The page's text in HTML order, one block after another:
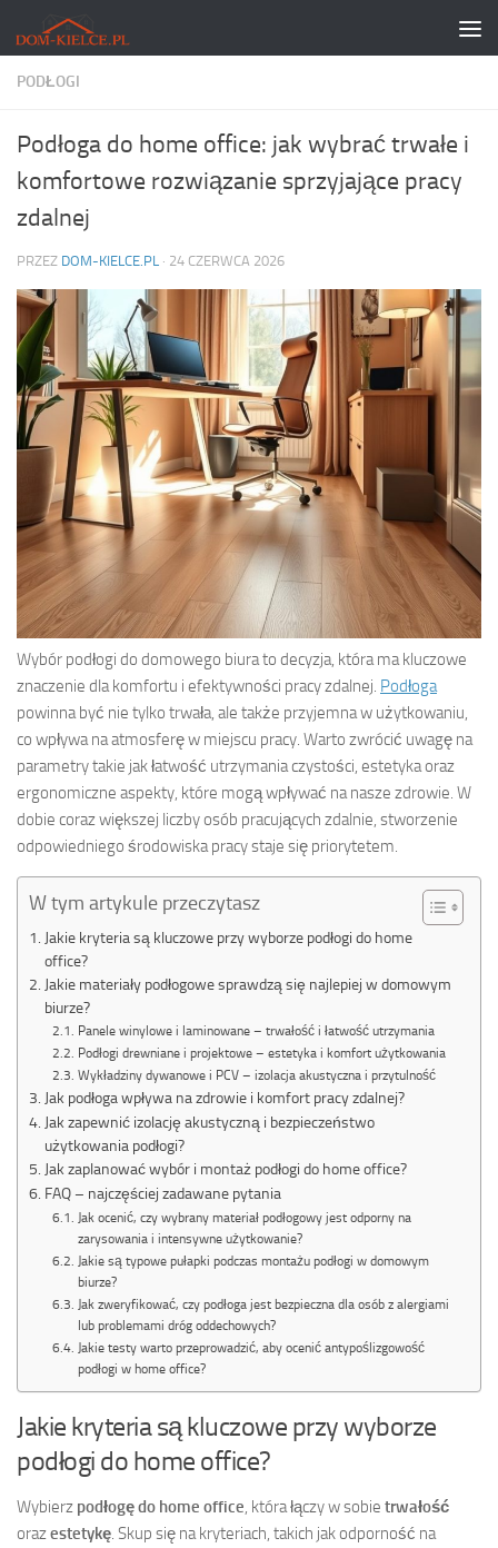
Skip to content
PODŁOGI
Podłoga do home office: jak wybrać trwałe i
komfortowe rozwiązanie sprzyjające pracy
zdalnej
PRZEZ DOM-KIELCE.PL · 24 CZERWCA 2026
Wybór podłogi do domowego biura to decyzja, która ma kluczowe
znaczenie dla komfortu i efektywności pracy zdalnej. Podłoga
powinna być nie tylko trwała, ale także przyjemna w użytkowaniu,
co wpływa na atmosferę w miejscu pracy. Warto zwrócić uwagę na
parametry takie jak łatwość utrzymania czystości, estetyka oraz
ergonomiczne aspekty, które mogą wpływać na nasze zdrowie. W
dobie coraz większej liczby osób pracujących zdalnie, stworzenie
odpowiedniego środowiska pracy staje się priorytetem.
W tym artykule przeczytasz
Jakie kryteria są kluczowe przy wyborze podłogi do home
office?
Jakie materiały podłogowe sprawdzą się najlepiej w domowym
biurze?
Panele winylowe i laminowane – trwałość i łatwość utrzymania
Podłogi drewniane i projektowe – estetyka i komfort użytkowania
Wykładziny dywanowe i PCV – izolacja akustyczna i przytulność
Jak podłoga wpływa na zdrowie i komfort pracy zdalnej?
Jak zapewnić izolację akustyczną i bezpieczeństwo
użytkowania podłogi?
Jak zaplanować wybór i montaż podłogi do home office?
FAQ – najczęściej zadawane pytania
Jak ocenić, czy wybrany materiał podłogowy jest odporny na
zarysowania i intensywne użytkowanie?
Jakie są typowe pułapki podczas montażu podłogi w domowym
biurze?
Jak zweryfikować, czy podłoga jest bezpieczna dla osób z alergiami
lub problemami dróg oddechowych?
Jakie testy warto przeprowadzić, aby ocenić antypoślizgowość
podłogi w home office?
Jakie kryteria są kluczowe przy wyborze
podłogi do home office?
Wybierz podłogę do home office , która łączy w sobie trwałość
orazestetykę . Skup się na kryteriach, takich jak odporność na